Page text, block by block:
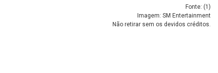
Fonte: (1 )
Imagem: SM Entertainment
Não retirar sem os devidos créditos.